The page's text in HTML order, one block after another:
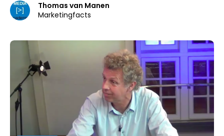
Thomas van Manen
Marketingfacts